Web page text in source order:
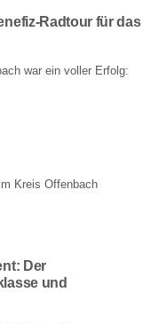
Radtour für das
war ein voller Erfolg:
Kreis Offenbach
Der
und